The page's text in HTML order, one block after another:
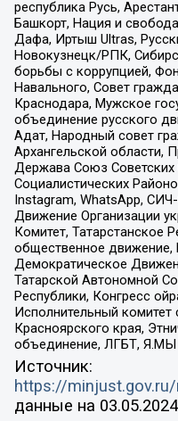
республика Русь,
Башкорт, Нация и
Дафа, Иртыш Ultras,
Новокузнецк/РПК,
борьбы с коррупцией,
Навального, Совет
Краснодара, Мужское
объединение русского
Адат, Народный совет
Архангельской области,
Держава Союз Советских
Социалистических
Instagram, WhatsApp,
Движение Организации
Комитет, Татарстанское
общественное
Демократическое
Татарской Автономной
Республики, Конгресс
Исполнительный комитет
Красноярского края,
объединение, ЛГБТ, Я.МЫ
Источник:
https://
данные на 03.05.2024